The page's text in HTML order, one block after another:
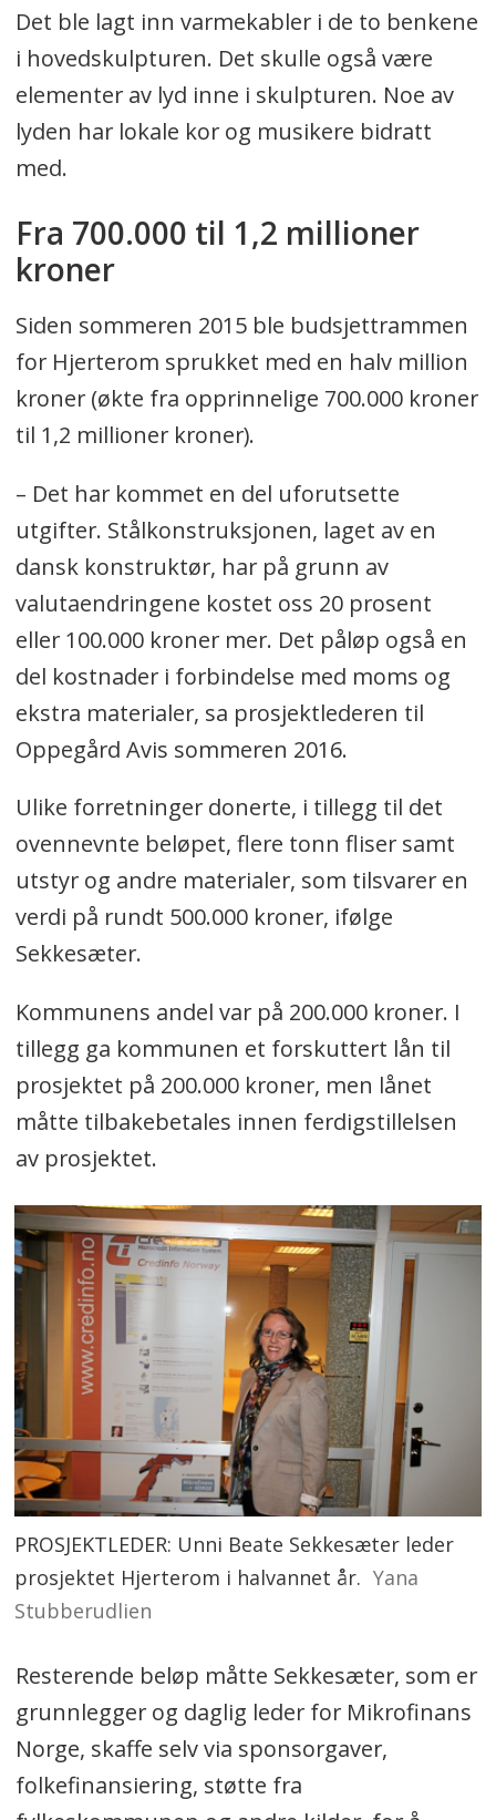
Det ble lagt inn varmekabler i de to benkene
i hovedskulpturen. Det skulle også være
elementer av lyd inne i skulpturen. Noe av
lyden har lokale kor og musikere bidratt
med.
Fra 700.000 til 1,2 millioner
kroner
Siden sommeren 2015 ble budsjettrammen
for Hjerterom sprukket med en halv million
kroner (økte fra opprinnelige 700.000 kroner
til 1,2 millioner kroner).
– Det har kommet en del uforutsette
utgifter. Stålkonstruksjonen, laget av en
dansk konstruktør, har på grunn av
valutaendringene kostet oss 20 prosent
eller 100.000 kroner mer. Det påløp også en
del kostnader i forbindelse med moms og
ekstra materialer, sa prosjektlederen til
Oppegård Avis sommeren 2016.
Ulike forretninger donerte, i tillegg til det
ovennevnte beløpet, flere tonn fliser samt
utstyr og andre materialer, som tilsvarer en
verdi på rundt 500.000 kroner, ifølge
Sekkesæter.
Kommunens andel var på 200.000 kroner. I
tillegg ga kommunen et forskuttert lån til
prosjektet på 200.000 kroner, men lånet
måtte tilbakebetales innen ferdigstillelsen
av prosjektet.
PROSJEKTLEDER: Unni Beate Sekkesæter leder
prosjektet Hjerterom i halvannet år. Yana
Stubberudlien
Resterende beløp måtte Sekkesæter, som er
grunnlegger og daglig leder for Mikrofinans
Norge, skaffe selv via sponsorgaver,
folkefinansiering, støtte fra